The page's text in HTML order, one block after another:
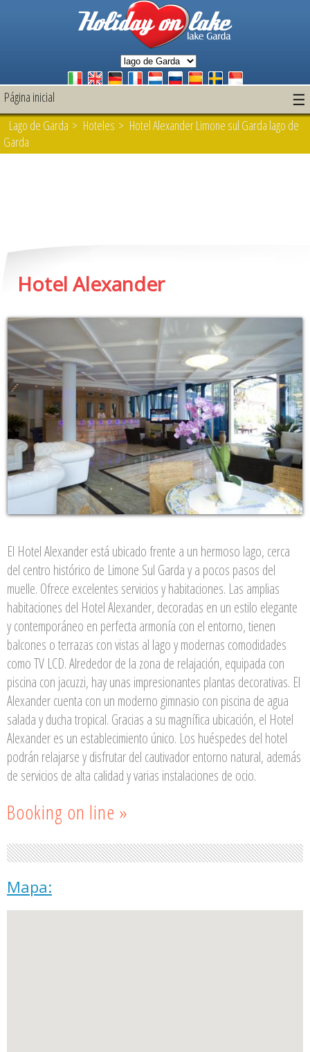
Página inicial ☰
Lago de Garda > Hoteles > Hotel Alexander Limone sul Garda lago de
Garda
Hotel Alexander
El Hotel Alexander está ubicado frente a un hermoso lago, cerca
del centro histórico de Limone Sul Garda y a pocos pasos del
muelle. Ofrece excelentes servicios y habitaciones. Las amplias
habitaciones del Hotel Alexander, decoradas en un estilo elegante
y contemporáneo en perfecta armonía con el entorno, tienen
balcones o terrazas con vistas al lago y modernas comodidades
como TV LCD. Alrededor de la zona de relajación, equipada con
piscina con jacuzzi, hay unas impresionantes plantas decorativas. El
Alexander cuenta con un moderno gimnasio con piscina de agua
salada y ducha tropical. Gracias a su magnífica ubicación, el Hotel
Alexander es un establecimiento único. Los huéspedes del hotel
podrán relajarse y disfrutar del cautivador entorno natural, además
de servicios de alta calidad y varias instalaciones de ocio.
Booking on line »
Mapa: